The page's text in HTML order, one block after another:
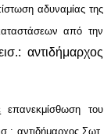
αδυναμίας της
από την
αντιδήμαρχος
επανεκμίσθωση του
αντιδήμαρχος Σωτ.